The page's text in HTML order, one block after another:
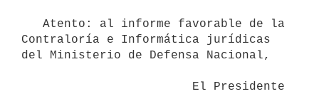
Contraloría e Informática jurídicas
del Ministerio de Defensa Nacional,